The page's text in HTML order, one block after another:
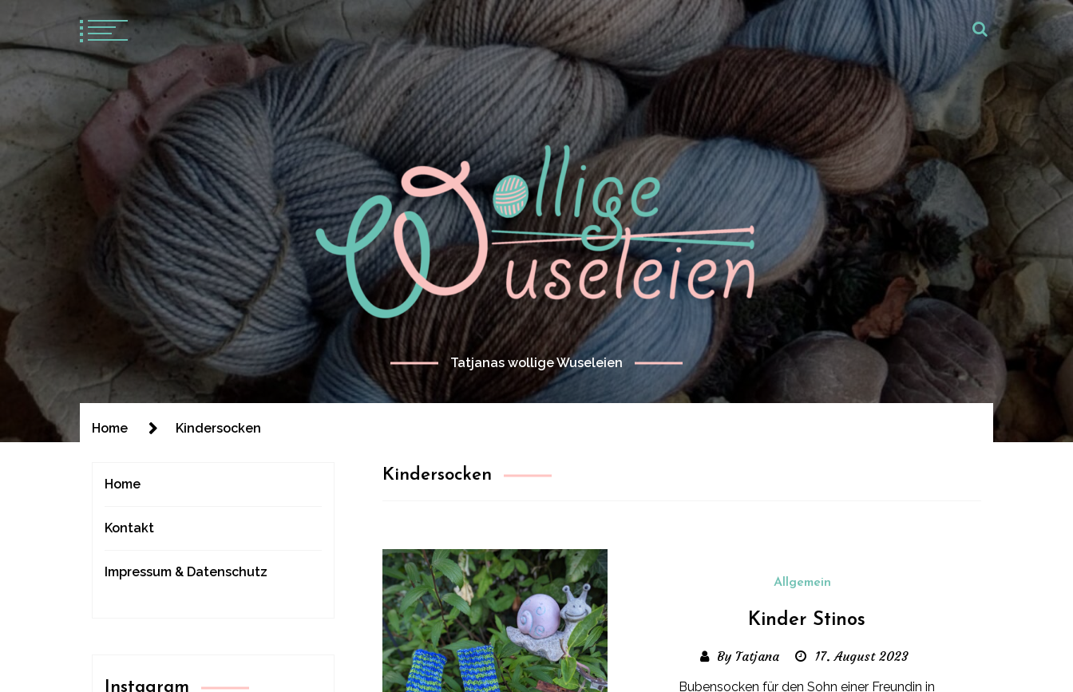
Tatjanas wollige Wuseleien
Home Kindersocken
Kindersocken
Allgemein
Kinder Stinos
By Tatjana 17. August 2023
Bubensocken für den Sohn einer Freundin in
Home
Kontakt
Impressum & Datenschutz
Instagram